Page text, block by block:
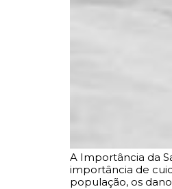
A Importância da
importância de
população, os